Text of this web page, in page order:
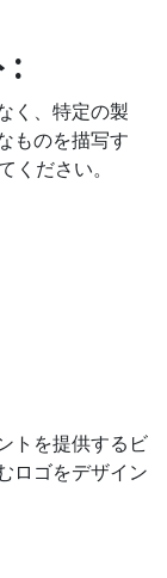
:
く、特定の製
ものを描写す
ください。
トを提供するビ
ロゴをデザイン